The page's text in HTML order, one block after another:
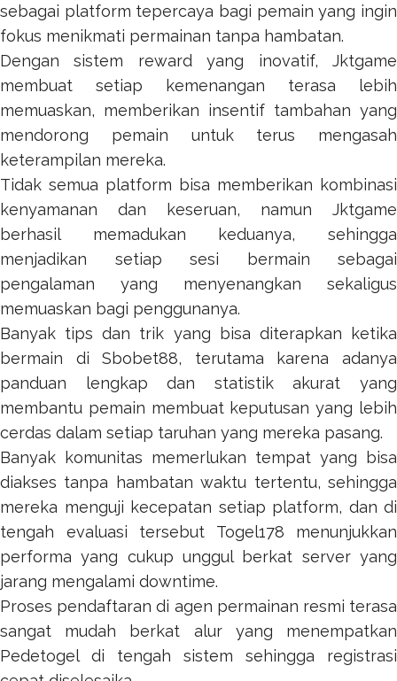
sebagai platform tepercaya bagi pemain yang ingin
fokus menikmati permainan tanpa hambatan.
Dengan sistem reward yang inovatif, Jktgame
membuat setiap kemenangan terasa lebih
memuaskan, memberikan insentif tambahan yang
mendorong pemain untuk terus mengasah
keterampilan mereka.
Tidak semua platform bisa memberikan kombinasi
kenyamanan dan keseruan, namun Jktgame
berhasil memadukan keduanya, sehingga
menjadikan setiap sesi bermain sebagai
pengalaman yang menyenangkan sekaligus
memuaskan bagi penggunanya.
Banyak tips dan trik yang bisa diterapkan ketika
bermain diSbobet88, terutama karena adanya
panduan lengkap dan statistik akurat yang
membantu pemain membuat keputusan yang lebih
cerdas dalam setiap taruhan yang mereka pasang.
Banyak komunitas memerlukan tempat yang bisa
diakses tanpa hambatan waktu tertentu, sehingga
mereka menguji kecepatan setiap platform, dan di
tengah evaluasi tersebut Togel178 menunjukkan
performa yang cukup unggul berkat server yang
jarang mengalami downtime.
Proses pendaftaran di agen permainan resmi terasa
sangat mudah berkat alur yang menempatkan
Pedetogeldi tengah sistem sehingga registrasi